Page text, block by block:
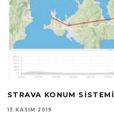
STRAVA KONUM SISTEMI
13 KASIM 2019